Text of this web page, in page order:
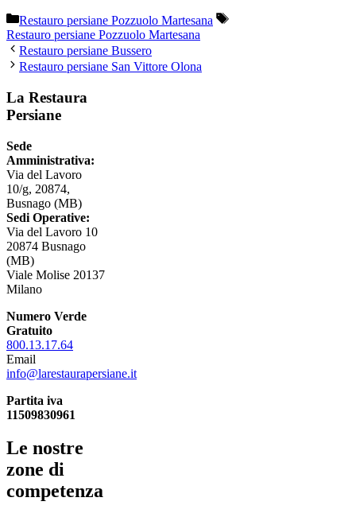
Categorie
Restauro persiane Pozzuolo Martesana
Tag
Restauro persiane Pozzuolo Martesana
Restauro persiane Bussero
Restauro persiane San Vittore Olona
La Restaura
Persiane
Sede
Amministrativa:
Via del Lavoro
10/g, 20874,
Busnago (MB)
Sedi Operative:
Via del Lavoro 10
20874 Busnago
(MB)
Viale Molise 20137
Milano
Numero Verde
Gratuito
800.13.17.64
Email
info@larestaurapersiane.it
Partita iva
11509830961
Le nostre
zone di
competenza